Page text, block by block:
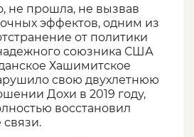
не прошла, не вызвав
эффектов, одним из
от политики
союзника США
Хашимитское
свою двухлетнюю
Дохи в 2019 году,
восстановил